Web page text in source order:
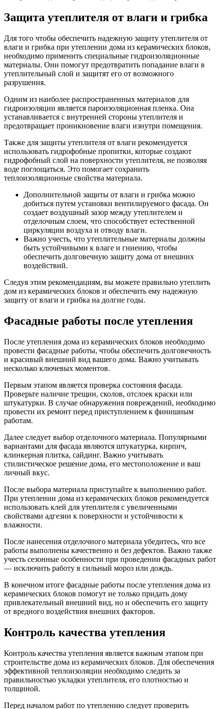
Защита утеплителя от влаги и грибка
Для того чтобы обеспечить надежную защиту утеплителя от
влаги и грибка при утеплении дома из керамических блоков,
необходимо применить специальные гидроизоляционные
материалы. Они помогут предотвратить попадание влаги в
утеплительный слой и защитят его от возможного
разрушения.
Одним из наиболее распространенных материалов для
гидроизоляции является пароизоляционная пленка. Она
устанавливается с внутренней стороны утеплителя и
предотвращает проникновение влаги изнутри помещения.
Также для защиты утеплителя от влаги рекомендуется
использовать гидрофобные пропитки, которые создают
гидрофобный слой на поверхности утеплителя, не позволяя
воде поглощаться. Это помогает сохранить
теплоизоляционные свойства материала.
Дополнительной защиты от влаги и грибка можно
добиться путем установки вентилируемого фасада. Он
создает воздушный зазор между утеплителем и
отделочным слоем, что способствует естественной
циркуляции воздуха и отводу влаги.
Важно учесть, что утеплительные материалы должны
быть устойчивыми к влаге и гниению, чтобы
обеспечить долговечную защиту дома от внешних
воздействий.
Следуя этим рекомендациям, вы можете правильно утеплить
дом из керамических блоков и обеспечить ему надежную
защиту от влаги и грибка на долгие годы.
Фасадные работы после утепления
После утепления дома из керамических блоков необходимо
провести фасадные работы, чтобы обеспечить долговечность
и красивый внешний вид вашего дома. Важно учитывать
несколько ключевых моментов.
Первым этапом является проверка состояния фасада.
Проверьте наличие трещин, сколов, отслоек краски или
штукатурки. В случае обнаружения повреждений, необходимо
провести их ремонт перед приступлением к финишным
работам.
Далее следует выбор отделочного материала. Популярными
вариантами для фасада являются штукатурка, кирпич,
клинкерная плитка, сайдинг. Важно учитывать
стилистическое решение дома, его местоположение и ваш
личный вкус.
После выбора материала приступайте к выполнению работ.
При утеплении дома из керамических блоков рекомендуется
использовать клей для утеплителя с увеличенными
свойствами адгезии к поверхности и устойчивости к
влажности.
После нанесения отделочного материала убедитесь, что все
работы выполнены качественно и без дефектов. Важно также
учесть сезонные особенности при проведении фасадных работ
— исключить работу в сильный мороз или дождь.
В конечном итоге фасадные работы после утепления дома из
керамических блоков помогут не только придать дому
привлекательный внешний вид, но и обеспечить его защиту
от вредного воздействия внешних факторов.
Контроль качества утепления
Контроль качества утепления является важным этапом при
строительстве дома из керамических блоков. Для обеспечения
эффективной теплоизоляции необходимо следить за
правильностью укладки утеплителя, его плотностью и
толщиной.
Перед началом работ по утеплению следует проверить